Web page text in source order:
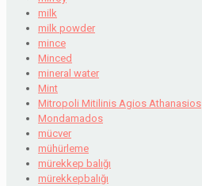
milk
milk powder
mince
Minced
mineral water
Mint
Mitropoli Mitilinis Agios Athanasios
Mondamados
mücver
mühürleme
mürekkep balığı
mürekkepbalığı